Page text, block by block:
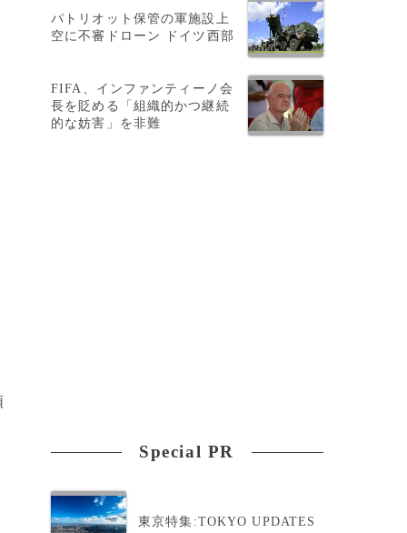
パトリオット保管の軍施設上
空に不審ドローン ドイツ西部
FIFA、インファンティーノ会
長を貶める「組織的かつ継続
的な妨害」を非難
Special PR
東京特集:TOKYO UPDATES